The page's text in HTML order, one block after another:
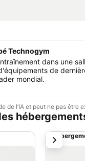
Technogym
dans une
de
mondial.
de l’IA et peut ne pas être
suivant